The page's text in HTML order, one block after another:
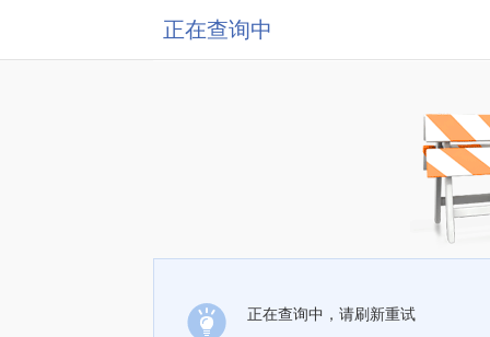
正在查询中
正在查询中，请刷新重试